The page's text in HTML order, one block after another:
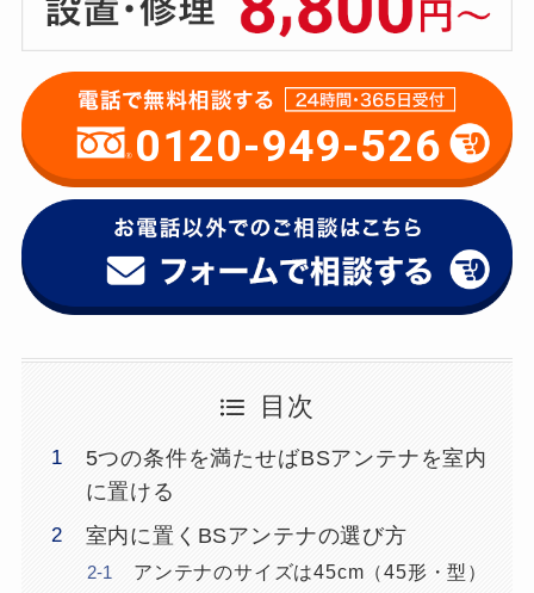
0120-949-526
目次
5つの条件を満たせばBSアンテナを室内
に置ける
室内に置くBSアンテナの選び方
アンテナのサイズは45cm（45形・型）